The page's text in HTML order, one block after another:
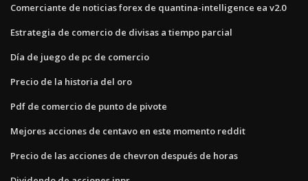
Comerciante de noticias forex de quantina-intelligence ea v2.0
Estrategia de comercio de divisas a tiempo parcial
Día de juego de pc de comercio
Precio de la historia del oro
Pdf de comercio de punto de pivote
Mejores acciones de centavo en este momento reddit
Precio de las acciones de chevron después de horas